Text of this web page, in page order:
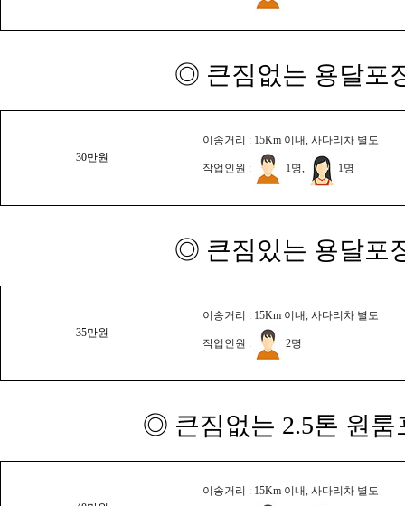
◎ 큰짐없는 용달포
30만원
이송거리 : 15Km 이내, 사다리차 별도
작업인원 : 1명, 1명
◎ 큰짐있는 용달포
35만원
이송거리 : 15Km 이내, 사다리차 별도
작업인원 : 2명
◎ 큰짐없는 2.5톤 원룸
이송거리 : 15Km 이내, 사다리차 별도